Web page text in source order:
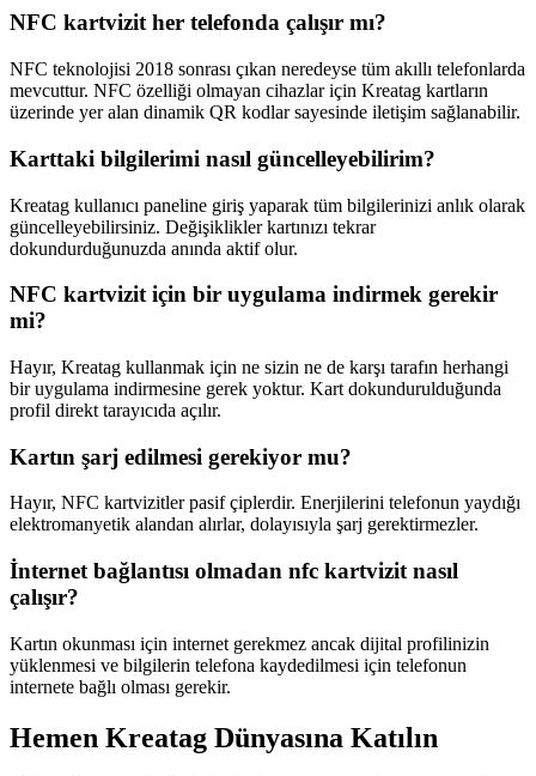
NFC kartvizit her telefonda çalışır mı?
NFC teknolojisi 2018 sonrası çıkan neredeyse tüm akıllı telefonlarda
mevcuttur. NFC özelliği olmayan cihazlar için Kreatag kartların
üzerinde yer alan dinamik QR kodlar sayesinde iletişim sağlanabilir.
Karttaki bilgilerimi nasıl güncelleyebilirim?
Kreatag kullanıcı paneline giriş yaparak tüm bilgilerinizi anlık olarak
güncelleyebilirsiniz. Değişiklikler kartınızı tekrar
dokundurduğunuzda anında aktif olur.
NFC kartvizit için bir uygulama indirmek gerekir
mi?
Hayır, Kreatag kullanmak için ne sizin ne de karşı tarafın herhangi
bir uygulama indirmesine gerek yoktur. Kart dokundurulduğunda
profil direkt tarayıcıda açılır.
Kartın şarj edilmesi gerekiyor mu?
Hayır, NFC kartvizitler pasif çiplerdir. Enerjilerini telefonun yaydığı
elektromanyetik alandan alırlar, dolayısıyla şarj gerektirmezler.
İnternet bağlantısı olmadan nfc kartvizit nasıl
çalışır?
Kartın okunması için internet gerekmez ancak dijital profilinizin
yüklenmesi ve bilgilerin telefona kaydedilmesi için telefonun
internete bağlı olması gerekir.
Hemen Kreatag Dünyasına Katılın